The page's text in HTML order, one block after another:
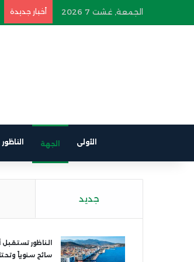
الجمعة, غشت 7 2026 أخبار جديدة
الأولى الجهة الناظور
جديد
سائح سنوياً